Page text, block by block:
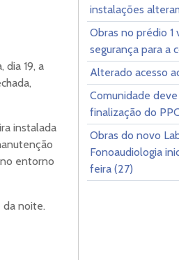
19, a
instalada
entorno
da noite.
instalações
Obras no prédio 1
segurança para a
Alterado acesso
Comunidade
finalização do
Obras do novo
Fonoaudiologia
feira (27)